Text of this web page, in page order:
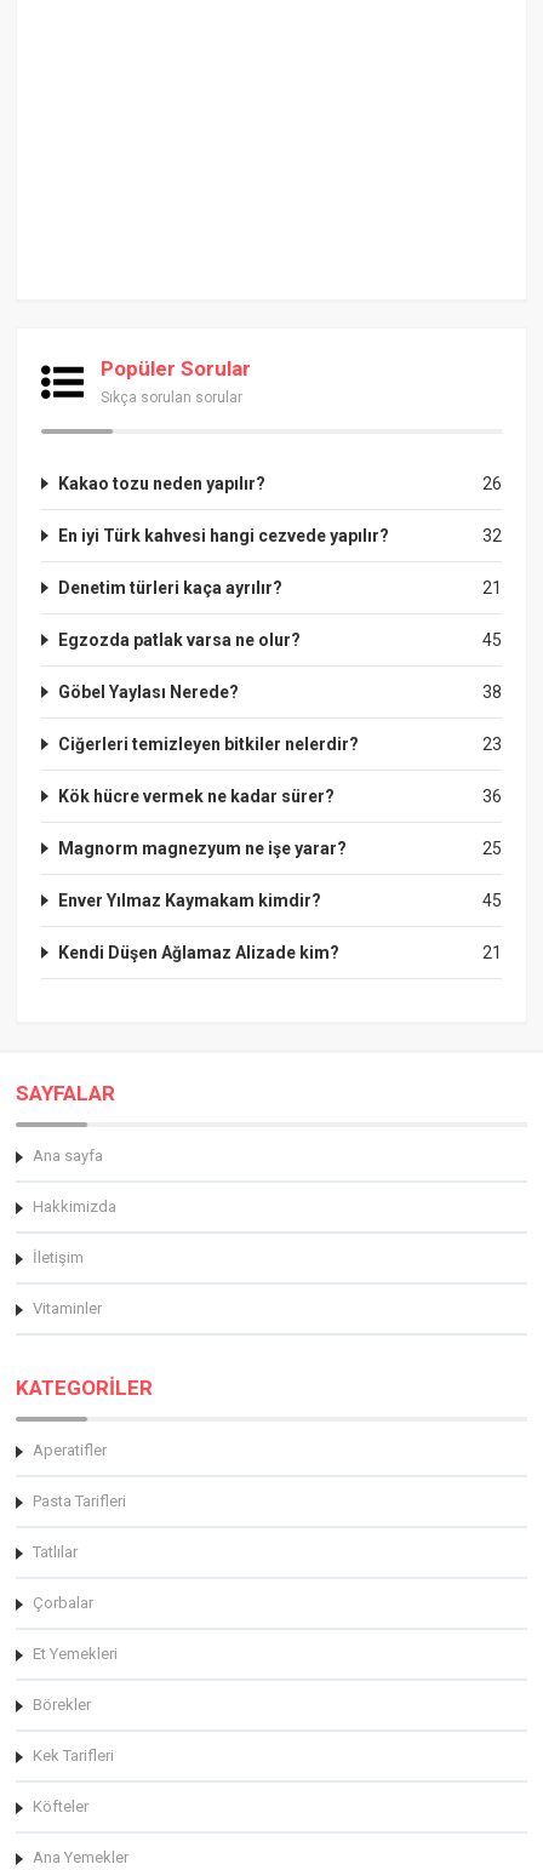
Popüler Sorular
Sıkça sorulan sorular
26
Kakao tozu neden yapılır?
32
En iyi Türk kahvesi hangi cezvede yapılır?
21
Denetim türleri kaça ayrılır?
45
Egzozda patlak varsa ne olur?
38
Göbel Yaylası Nerede?
23
Ciğerleri temizleyen bitkiler nelerdir?
36
Kök hücre vermek ne kadar sürer?
25
Magnorm magnezyum ne işe yarar?
45
Enver Yılmaz Kaymakam kimdir?
21
Kendi Düşen Ağlamaz Alizade kim?
SAYFALAR
Ana sayfa
Hakkimizda
İletişim
Vitaminler
KATEGORİLER
Aperatifler
Pasta Tarifleri
Tatlılar
Çorbalar
Et Yemekleri
Börekler
Kek Tarifleri
Köfteler
Ana Yemekler